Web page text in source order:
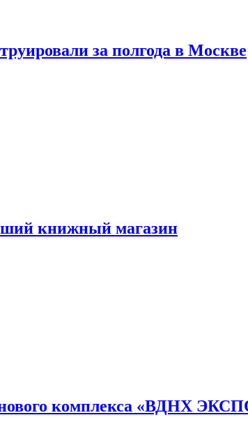
за полгода в Москве
книжный магазин
нового комплекса «ВДНХ